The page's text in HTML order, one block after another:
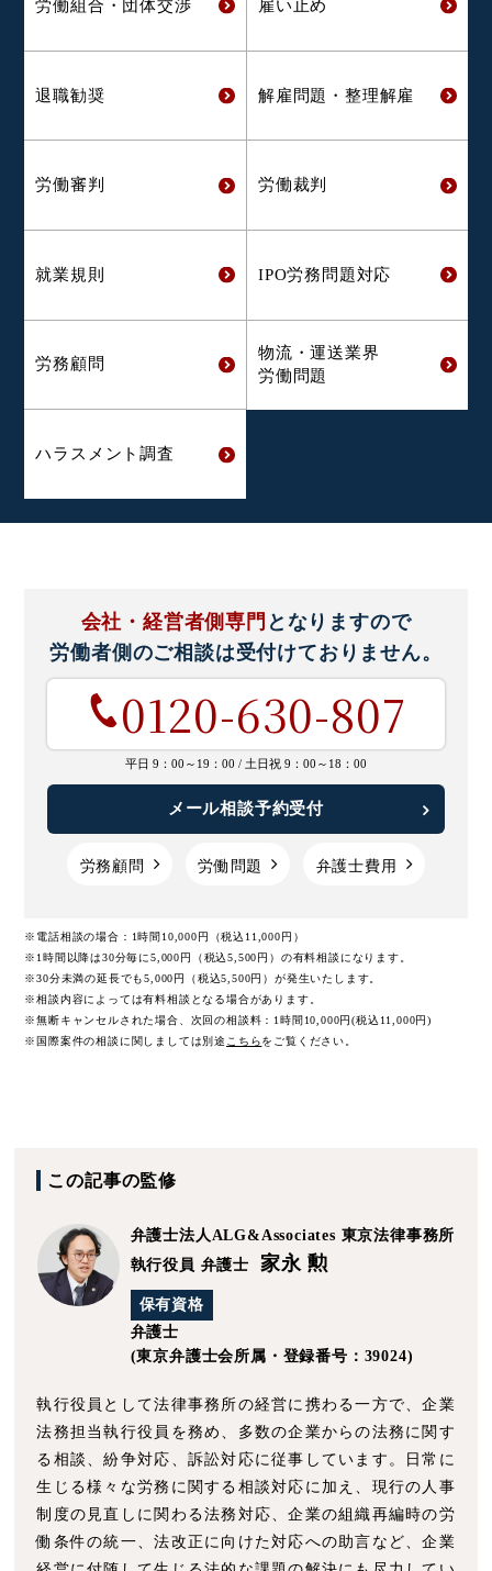
労働組合・ 団体交渉 雇い止め
退職勧奨 解雇問題・ 整理解雇
労働審判 労働裁判
就業規則 IPO労務問題対応
労務顧問
物流・運送業界
労働問題
ハラスメント調査
会社・経営者側専門 となりますので
労働者側のご相談は受付けておりません。
0120-630-807
平日 9：00～19：00 / 土日祝 9：00～18：00
メール相談予約受付
労務顧問 労働問題 弁護士費用
※電話相談の場合：1時間10,000円（税込11,000円）
※1時間以降は30分毎に5,000円（税込5,500円）の有料相談になります。
※30分未満の延長でも5,000円（税込5,500円）が発生いたします。
※相談内容によっては有料相談となる場合があります。
※無断キャンセルされた場合、次回の相談料：1時間10,000円(税込11,000円)
※国際案件の相談に関しましては別途 こちらをご覧ください。
この記事の監修
弁護士法人ALG&Associates 東京法律事務所
執行役員 弁護士
家永 勲
保有資格
弁護士
(東京弁護士会所属・登録番号：39024)
執行役員として法律事務所の経営に携わる一方で、企業
法務担当執行役員を務め、多数の企業からの法務に関す
る相談、紛争対応、訴訟対応に従事しています。日常に
生じる様々な労務に関する相談対応に加え、現行の人事
制度の見直しに関わる法務対応、企業の組織再編時の労
働条件の統一、法改正に向けた対応への助言など、企業